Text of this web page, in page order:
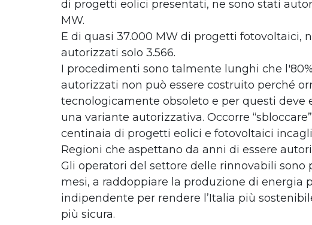
di progetti eolici presentati, ne sono stati
MW.
E di quasi 37.000 MW di progetti fotovoltaici,
autorizzati solo 3.566.
I procedimenti sono talmente lunghi che
autorizzati non può essere costruito perché
tecnologicamente obsoleto e per questi deve
una variante autorizzativa. Occorre
centinaia di progetti eolici e fotovoltaici
Regioni che aspettano da anni di essere
Gli operatori del settore delle rinnovabili sono
mesi, a raddoppiare la produzione di energia
indipendente per rendere l’Italia più
più sicura.